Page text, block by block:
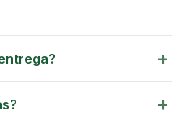
+
+